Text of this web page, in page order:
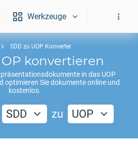
Werkzeuge
SDD zu UOP Konverter
konvertieren
präsentationsdokumente in das UOP
optimieren Sie dokumente online und
kostenlos.
SDD zu UOP